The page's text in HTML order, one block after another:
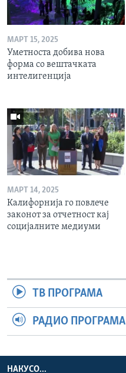
МАРТ 15, 2025
Уметноста добива нова
форма со вештачката
интелигенција
МАРТ 14, 2025
Калифорнија го повлече
законот за отчетност кај
социјалните медиуми
ТВ ПРОГРАМА
РАДИО ПРОГРАМА
НАКУСО...